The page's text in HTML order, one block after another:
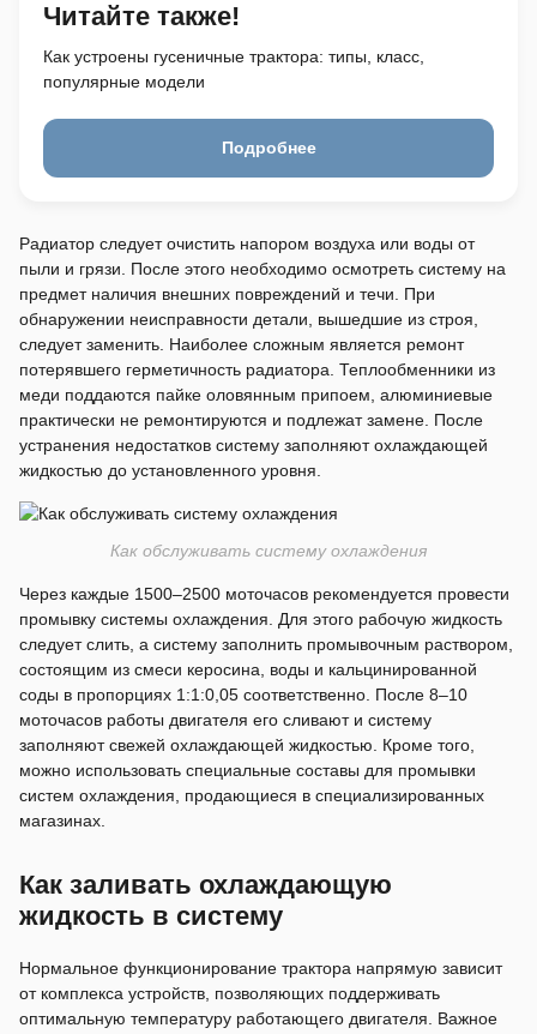
Читайте также!
Как устроены гусеничные трактора: типы, класс,
популярные модели
Подробнее
Радиатор следует очистить напором воздуха или воды от
пыли и грязи. После этого необходимо осмотреть систему на
предмет наличия внешних повреждений и течи. При
обнаружении неисправности детали, вышедшие из строя,
следует заменить. Наиболее сложным является ремонт
потерявшего герметичность радиатора. Теплообменники из
меди поддаются пайке оловянным припоем, алюминиевые
практически не ремонтируются и подлежат замене. После
устранения недостатков систему заполняют охлаждающей
жидкостью до установленного уровня.
Как обслуживать систему охлаждения
Через каждые 1500–2500 моточасов рекомендуется провести
промывку системы охлаждения. Для этого рабочую жидкость
следует слить, а систему заполнить промывочным раствором,
состоящим из смеси керосина, воды и кальцинированной
соды в пропорциях 1:1:0,05 соответственно. После 8–10
моточасов работы двигателя его сливают и систему
заполняют свежей охлаждающей жидкостью. Кроме того,
можно использовать специальные составы для промывки
систем охлаждения, продающиеся в специализированных
магазинах.
Как заливать охлаждающую
жидкость в систему
Нормальное функционирование трактора напрямую зависит
от комплекса устройств, позволяющих поддерживать
оптимальную температуру работающего двигателя. Важное